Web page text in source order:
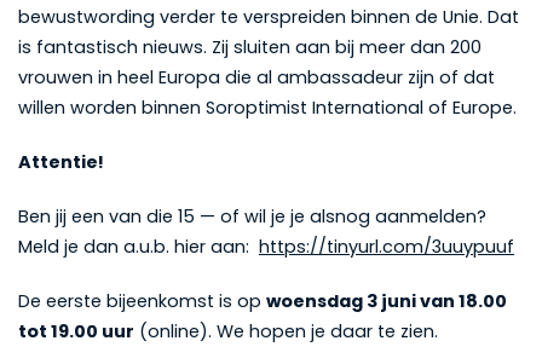
bewustwording verder te verspreiden binnen de Unie. Dat
is fantastisch nieuws. Zij sluiten aan bij meer dan 200
vrouwen in heel Europa die al ambassadeur zijn of dat
willen worden binnen Soroptimist International of Europe.
Attentie!
Ben jij een van die 15 — of wil je je alsnog aanmelden?
Meld je dan a.u.b. hier aan: https://tinyurl.com/3uuypuuf
De eerste bijeenkomst is op woensdag 3 juni van 18.00
tot 19.00 uur (online). We hopen je daar te zien.